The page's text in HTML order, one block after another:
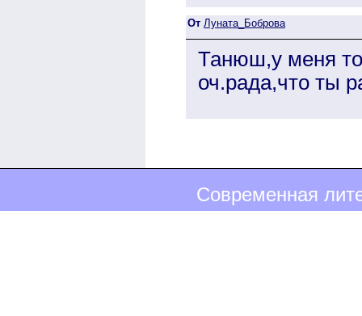
От Луната_Боброва
Танюш,у меня
оч.рада,что ты
Современная